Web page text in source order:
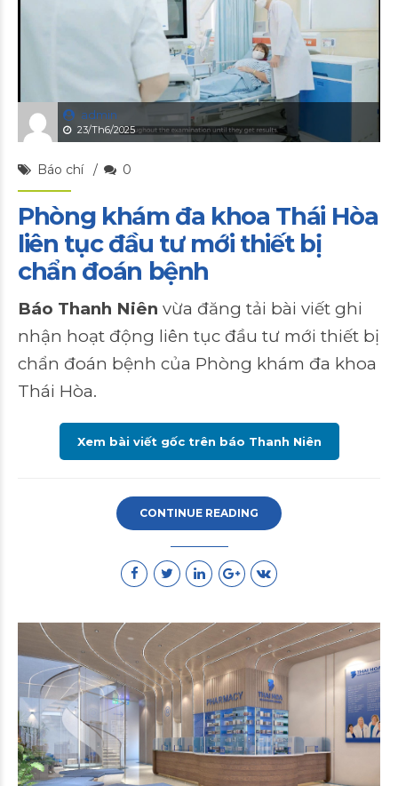
admin
23/Th6/2025
Báo chí 0
Phòng khám đa khoa Thái Hòa
liên tục đầu tư mới thiết bị
chẩn đoán bệnh
Báo Thanh Niên vừa đăng tải bài viết ghi
nhận hoạt động liên tục đầu tư mới thiết bị
chẩn đoán bệnh của Phòng khám đa khoa
Thái Hòa.
Xem bài viết gốc trên báo Thanh Niên
CONTINUE READING